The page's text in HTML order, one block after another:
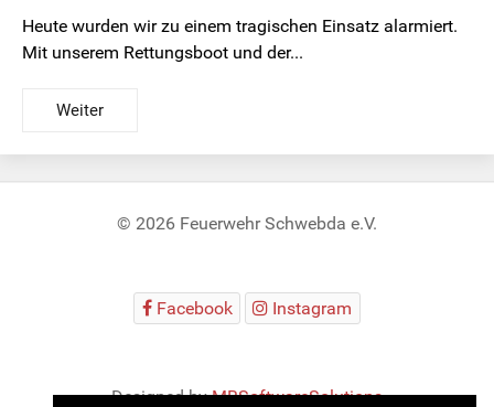
Heute wurden wir zu einem tragischen Einsatz alarmiert.
Mit unserem Rettungsboot und der...
Weiter
© 2026 Feuerwehr Schwebda e.V.
Facebook Instagram
Designed byMBSoftwareSolutions